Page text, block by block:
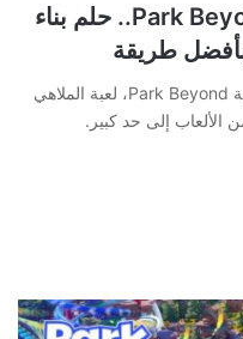
انطباعاتنا عن لعبة Park Beyond.. حلم بناء
طريقة
حظيت مؤخراً بتجربة خاصة للعبة Park Beyond، لعبة الملاهي
الألعاب إلى حد كبير.